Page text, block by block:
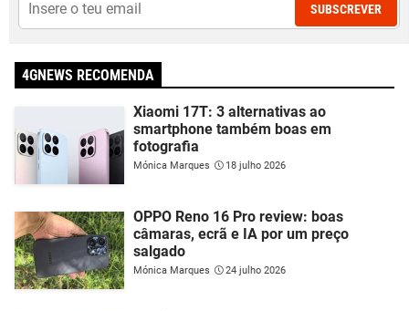
SUBSCREVER
4GNEWS RECOMENDA
Xiaomi 17T: 3 alternativas ao
smartphone também boas em
fotografia
Mónica Marques 18 julho 2026
OPPO Reno 16 Pro review: boas
câmaras, ecrã e IA por um preço
salgado
Mónica Marques 24 julho 2026